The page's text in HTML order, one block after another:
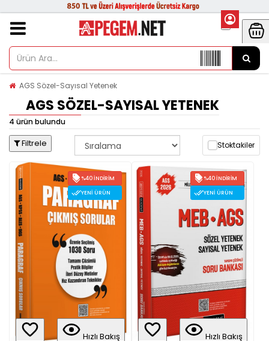
AGS Sözel-Sayısal Yetenek
AGS SÖZEL-SAYISAL YETENEK
4 ürün bulundu
Filtrele Stoktakiler
%40 İNDIRIM
YENI ÜRÜN
Hızlı Bakış
%40 İNDIRIM
YENI ÜRÜN
Hızlı Bakış